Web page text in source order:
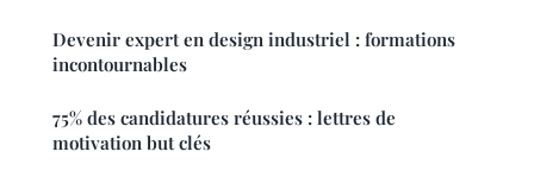
Devenir expert en design industriel : formations
incontournables
75% des candidatures réussies : lettres de
motivation but clés